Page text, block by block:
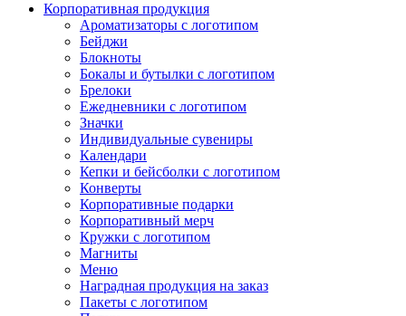
Корпоративная продукция
Ароматизаторы с логотипом
Бейджи
Блокноты
Бокалы и бутылки с логотипом
Брелоки
Ежедневники с логотипом
Значки
Индивидуальные сувениры
Календари
Кепки и бейсболки с логотипом
Конверты
Корпоративные подарки
Корпоративный мерч
Кружки с логотипом
Магниты
Меню
Наградная продукция на заказ
Пакеты с логотипом